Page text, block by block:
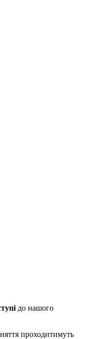
до нашого
проходитимуть